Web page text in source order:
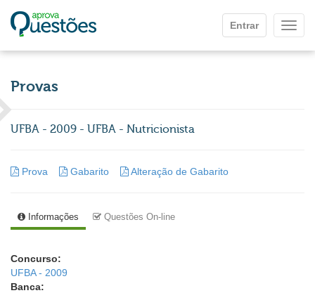
Entrar
Provas
UFBA - 2009 - UFBA - Nutricionista
Prova Gabarito Alteração de Gabarito
Informações Questões On-line
Concurso:
UFBA - 2009
Banca: